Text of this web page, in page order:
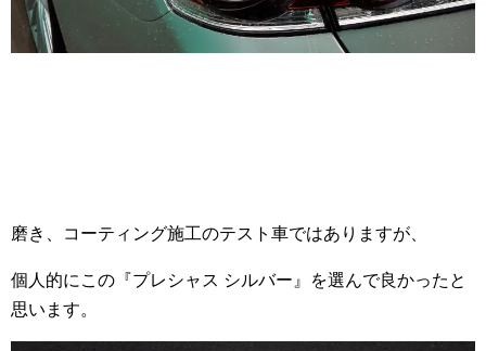
磨き、コーティング施工のテスト車ではありますが、
個人的にこの『プレシャス シルバー』を選んで良かったと
思います。